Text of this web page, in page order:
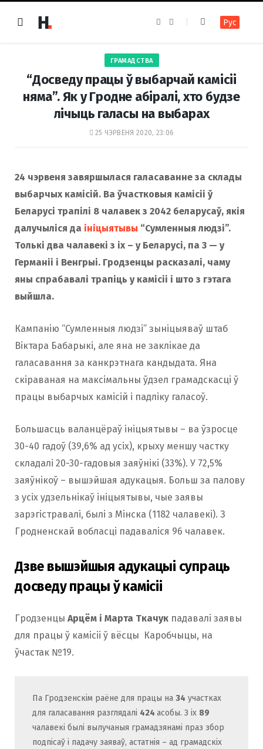
e
k
t
a
m
Рус
ГРАМАДСТВА
“Досведу працы ў выбарчай камісіі
няма”. Як у Гродне абіралі, хто будзе
лічыць галасы на выбарах
25 ЧЭРВЕНЯ 2020, 23:06
24 чэрвеня завяршылася галасаванне за склады
выбарчых камісій. Ва ўчастковыя камісіі ў
Беларусі трапілі 8 чалавек з 2042 беларусаў, якія
далучыліся да ініцыятывы “Сумленныя людзі”.
Толькі два чалавекі з іх – у Беларусі, па 3 — у
Германіі і Венгрыі. Гродзенцы расказалі, чаму
яны спрабавалі трапіць у камісіі і што з гэтага
выйшла.
Кампанію “Сумленныя людзі” зыніцыяваў штаб
Віктара Бабарыкі, але яна не заклікае да
галасавання за канкрэтнага кандыдата. Яна
скіраваная на максімальны ўдзел грамадскасці ў
працы выбарчых камісій і падліку галасоў.
Большасць валанцёраў ініцыятывы – ва ўзросце
30-40 гадоў (39,6% ад усіх), крыху меншу частку
складалі 20-30-гадовыя заяўнікі (33%). У 72,5%
заяўнікоў – вышэйшая адукацыя. Больш за палову
з усіх удзельнікаў ініцыятывы, чые заявы
зарэгістравалі, былі з Мінска (1182 чалавекі). З
Гродненскай вобласці падаваліся 96 чалавек.
Дзве вышэйшыя адукацыі супраць
досведу працы ў камісіі
Гродзенцы Арцём і Марта Ткачук падавалі заявы
для працы ў камісіі ў вёсцы Каробчыцы, на
ўчастак №19.
Па Гродзенскім раёне для працы на 34 участках
для галасавання разглядалі 424 асобы. З іх 89
чалавекі былі вылучаныя грамадзянамі праз збор
подпісаў і падачу заяваў, астатнія – ад грамадскіх